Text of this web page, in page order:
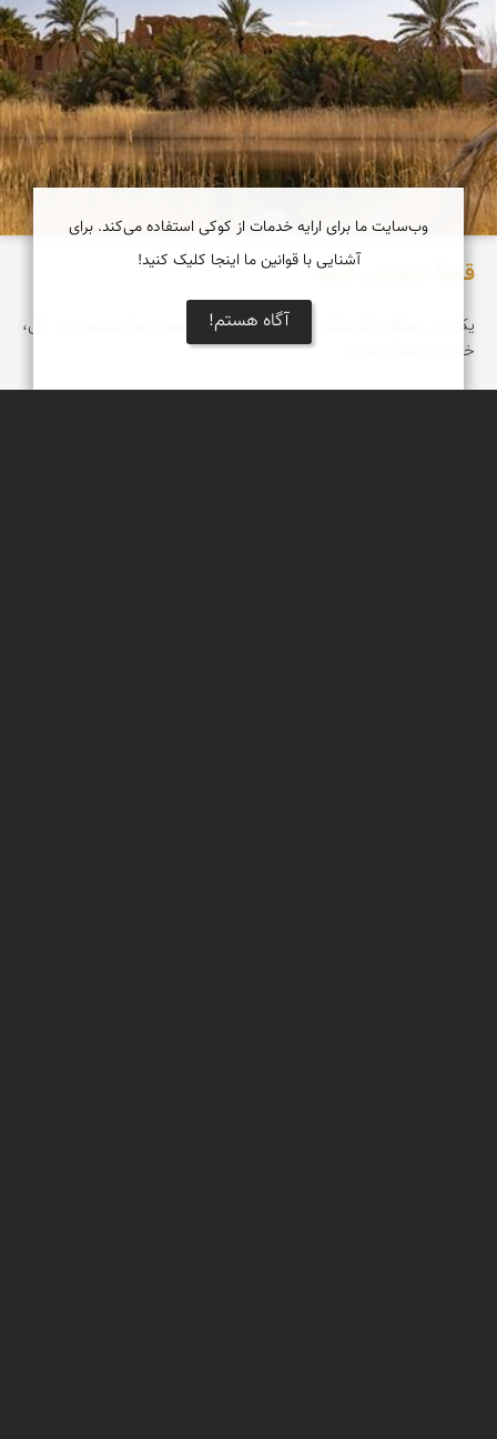
قلعۀ ساسانی گرمه
یکی از مناطق گردشگری گرمه، قلعه‌ای قدیمی ساخته‌شده از گل،
خشت و سنگ است.
وب‌سایت ما برای ارایه خدمات از کوکی استفاده می‌کند. برای
آشنایی با قوانین ما اینجا کلیک کنید!
آگاه هستم!